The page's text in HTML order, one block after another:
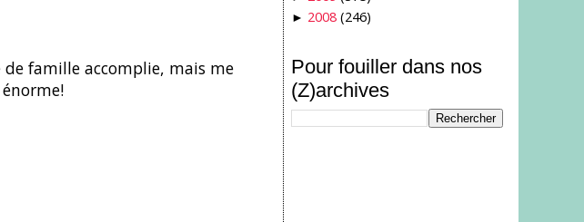
de famille accomplie, mais me
► 2008 (246)
Pour fouiller dans nos
(Z)archives